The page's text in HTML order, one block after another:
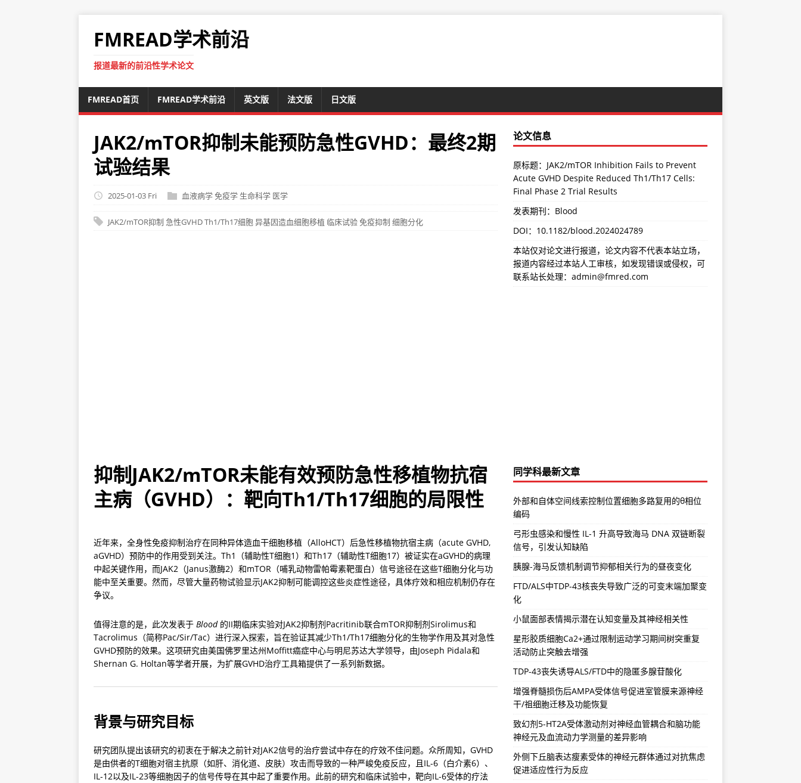
FMREAD学术前沿
报道最新的前沿性学术论文
FMREAD首页 FMREAD学术前沿 英文版 法文版 日文版
JAK2/mTOR抑制未能预防急性GVHD：最终2期
试验结果
2025-01-03 Fri 血液病学免疫学 生命科学 医学
JAK2/mTOR抑制 急性GVHDTh1/Th17细胞 异基因造血细胞移植 临床试验免疫抑制 细胞分化
抑制JAK2/mTOR未能有效预防急性移植物抗宿
主病（GVHD）：靶向Th1/Th17细胞的局限性
近年来，全身性免疫抑制治疗在同种异体造血干细胞移植（AlloHCT）后急性移植物抗宿主病（acute GVHD,
aGVHD）预防中的作用受到关注。Th1（辅助性T细胞1）和Th17（辅助性T细胞17）被证实在aGVHD的病理
中起关键作用，而JAK2（Janus激酶2）和mTOR（哺乳动物雷帕霉素靶蛋白）信号途径在这些T细胞分化与功
能中至关重要。然而，尽管大量药物试验显示JAK2抑制可能调控这些炎症性途径，具体疗效和相应机制仍存在
争议。
值得注意的是，此次发表于 Blood 的II期临床实验对JAK2抑制剂Pacritinib联合mTOR抑制剂Sirolimus和
Tacrolimus（简称Pac/Sir/Tac）进行深入探索，旨在验证其减少Th1/Th17细胞分化的生物学作用及其对急性
GVHD预防的效果。这项研究由美国佛罗里达州Moffitt癌症中心与明尼苏达大学领导，由Joseph Pidala和
Shernan G. Holtan等学者开展，为扩展GVHD治疗工具箱提供了一系列新数据。
背景与研究目标
研究团队提出该研究的初衷在于解决之前针对JAK2信号的治疗尝试中存在的疗效不佳问题。众所周知，GVHD
是由供者的T细胞对宿主抗原（如肝、消化道、皮肤）攻击而导致的一种严峻免疫反应，且IL-6（白介素6）、
IL-12以及IL-23等细胞因子的信号传导在其中起了重要作用。此前的研究和临床试验中，靶向IL-6受体的疗法
论文信息
原标题：JAK2/mTOR Inhibition Fails to Prevent
Acute GVHD Despite Reduced Th1/Th17 Cells:
Final Phase 2 Trial Results
发表期刊：Blood
DOI： 10.1182/blood.2024024789
本站仅对论文进行报道，论文内容不代表本站立场，
报道内容经过本站人工审核，如发现错误或侵权，可
联系站长处理：admin@fmred.com
同学科最新文章
外部和自体空间线索控制位置细胞多路复用的θ相位
编码
弓形虫感染和慢性 IL-1 升高导致海马 DNA 双链断裂
信号，引发认知缺陷
胰腺-海马反馈机制调节抑郁相关行为的昼夜变化
FTD/ALS中TDP-43核丧失导致广泛的可变末端加聚变
化
小鼠面部表情揭示潜在认知变量及其神经相关性
星形胶质细胞Ca2+通过限制运动学习期间树突重复
活动防止突触去增强
TDP-43丧失诱导ALS/FTD中的隐匿多腺苷酸化
增强脊髓损伤后AMPA受体信号促进室管膜来源神经
干/祖细胞迁移及功能恢复
致幻剂5-HT2A受体激动剂对神经血管耦合和脑功能
神经元及血流动力学测量的差异影响
外侧下丘脑表达瘦素受体的神经元群体通过对抗焦虑
促进适应性行为反应